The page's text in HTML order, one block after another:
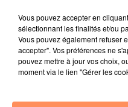
4 juillet 2022
Radio Star Live avec
27 juin 2022
Marseille : une
27 juin 2022
Vous pouvez accepter en
sélectionnant les finalités et/ou
Vous pouvez également refuser
accepter". Vos préférences ne
pouvez mettre à jour vos choix,
moment via le lien "Gérer les